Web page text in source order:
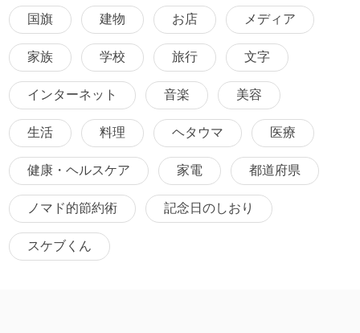
国旗 建物 お店 メディア
家族 学校 旅行 文字
インターネット 音楽 美容
生活 料理 ヘタウマ 医療
健康・ヘルスケア 家電 都道府県
ノマド的節約術 記念日のしおり
スケブくん